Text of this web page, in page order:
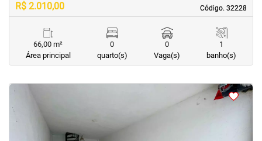
Código. 32228
Código. 32228
R$ 2.010,00
66,00 m²
Área principal
0
quarto(s)
0
Vaga(s)
1
banho(s)
<